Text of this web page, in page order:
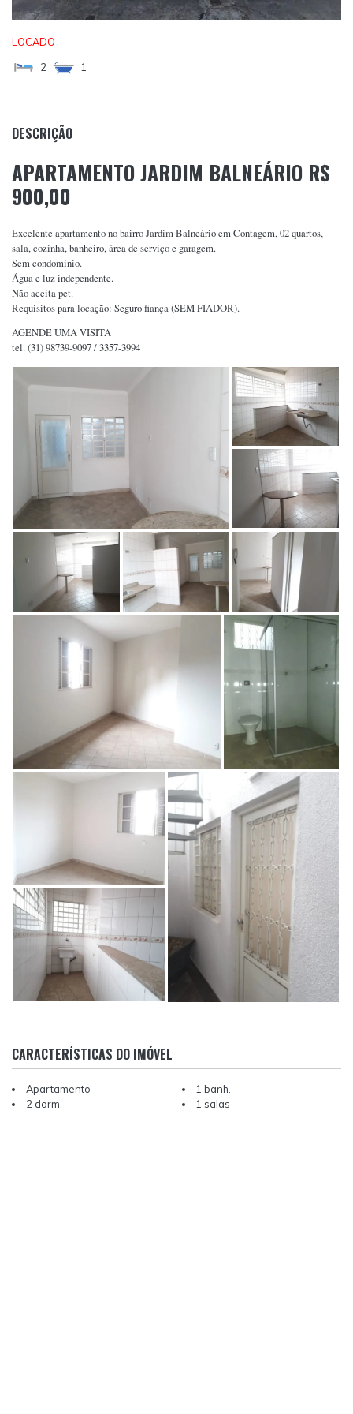
LOCADO
2
1
DESCRIÇÃO
APARTAMENTO JARDIM BALNEÁRIO R$
900,00
Excelente apartamento no bairro Jardim Balneário em Contagem, 02 quartos,
sala, cozinha, banheiro, área de serviço e garagem.
Sem condomínio.
Água e luz independente.
Não aceita pet.
Requisitos para locação: Seguro fiança (SEM FIADOR).
AGENDE UMA VISITA
tel. (31) 98739-9097 / 3357-3994
CARACTERÍSTICAS DO IMÓVEL
Apartamento
2 dorm.
1 banh.
1 salas